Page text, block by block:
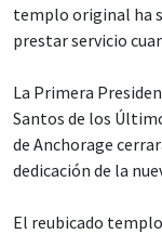
templo original ha
prestar servicio
La Primera
Santos de los
de Anchorage
dedicación de la
El reubicado